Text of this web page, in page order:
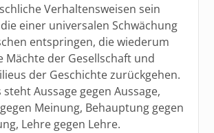
Verhaltensweisen sein
einer universalen Schwächung
entspringen, die wiederum
Mächte der Gesellschaft und
der Geschichte zurückgehen.
Aussage gegen Aussage,
Meinung, Behauptung gegen
Lehre gegen Lehre.